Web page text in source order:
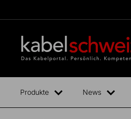
zum
Fertige
Boxen
anzeigen
kabelschweiz
Produkte News